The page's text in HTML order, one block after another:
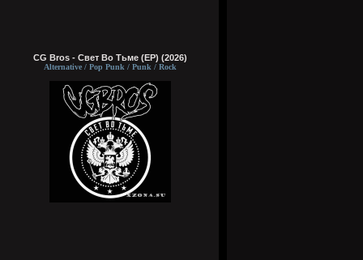
CG Bros - Свет Во Тьме (EP) (2026)
Alternative / Pop Punk / Punk / Rock